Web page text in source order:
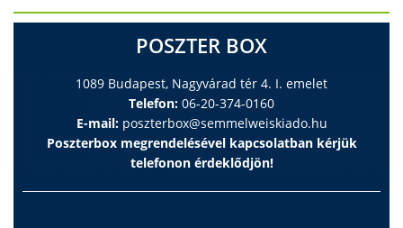
POSZTER BOX
1089 Budapest, Nagyvárad tér 4. I. emelet
Telefon: 06-20-374-0160
E-mail: poszterbox@semmelweiskiado.hu
Poszterbox megrendelésével kapcsolatban kérjük
telefonon érdeklődjön!